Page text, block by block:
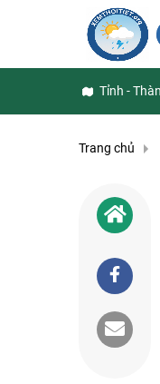
Tỉnh -
Trang chủ